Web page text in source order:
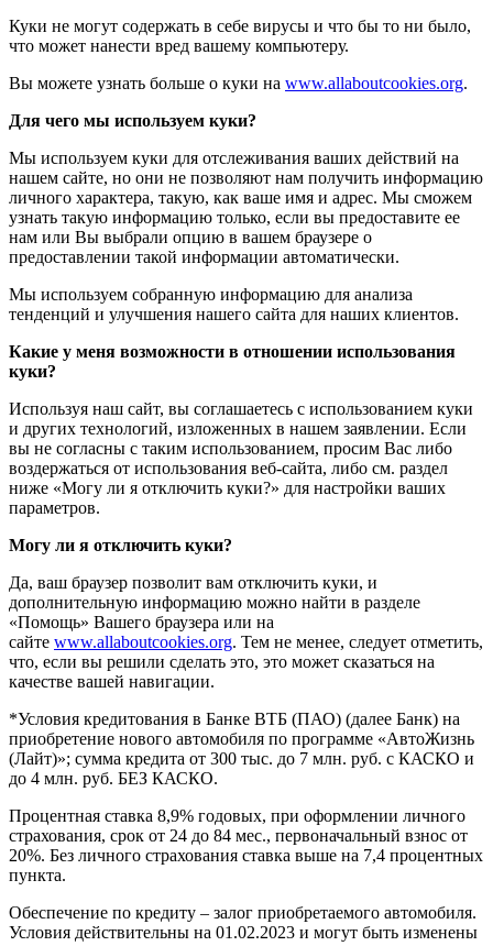
Куки не могут содержать в себе вирусы и что бы то ни было,
что может нанести вред вашему компьютеру.
Вы можете узнать больше о куки на www.allaboutcookies.org.
Для чего мы используем куки?
Мы используем куки для отслеживания ваших действий на
нашем сайте, но они не позволяют нам получить информацию
личного характера, такую, как ваше имя и адрес. Мы сможем
узнать такую информацию только, если вы предоставите ее
нам или Вы выбрали опцию в вашем браузере о
предоставлении такой информации автоматически.
Мы используем собранную информацию для анализа
тенденций и улучшения нашего сайта для наших клиентов.
Какие у меня возможности в отношении использования
куки?
Используя наш сайт, вы соглашаетесь с использованием куки
и других технологий, изложенных в нашем заявлении. Если
вы не согласны с таким использованием, просим Вас либо
воздержаться от использования веб-сайта, либо см. раздел
ниже «Могу ли я отключить куки?» для настройки ваших
параметров.
Могу ли я отключить куки?
Да, ваш браузер позволит вам отключить куки, и
дополнительную информацию можно найти в разделе
«Помощь» Вашего браузера или на
сайте www.allaboutcookies.org. Тем не менее, следует отметить,
что, если вы решили сделать это, это может сказаться на
качестве вашей навигации.
*Условия кредитования в Банке ВТБ (ПАО) (далее Банк) на
приобретение нового автомобиля по программе «АвтоЖизнь
(Лайт)»; сумма кредита от 300 тыс. до 7 млн. руб. с КАСКО и
до 4 млн. руб. БЕЗ КАСКО.
Процентная ставка 8,9% годовых, при оформлении личного
страхования, срок от 24 до 84 мес., первоначальный взнос от
20%. Без личного страхования ставка выше на 7,4 процентных
пункта.
Обеспечение по кредиту – залог приобретаемого автомобиля.
Условия действительны на 01.02.2023 и могут быть изменены